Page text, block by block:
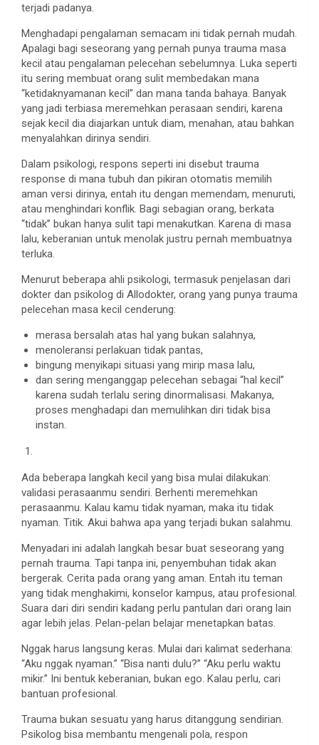
terjadi padanya.
Menghadapi pengalaman semacam ini tidak pernah mudah.
Apalagi bagi seseorang yang pernah punya trauma masa
kecil atau pengalaman pelecehan sebelumnya. Luka seperti
itu sering membuat orang sulit membedakan mana
“ketidaknyamanan kecil” dan mana tanda bahaya. Banyak
yang jadi terbiasa meremehkan perasaan sendiri, karena
sejak kecil dia diajarkan untuk diam, menahan, atau bahkan
menyalahkan dirinya sendiri.
Dalam psikologi, respons seperti ini disebut trauma
response di mana tubuh dan pikiran otomatis memilih
aman versi dirinya, entah itu dengan memendam, menuruti,
atau menghindari konflik. Bagi sebagian orang, berkata
“tidak” bukan hanya sulit tapi menakutkan. Karena di masa
lalu, keberanian untuk menolak justru pernah membuatnya
terluka.
Menurut beberapa ahli psikologi, termasuk penjelasan dari
dokter dan psikolog di Allodokter, orang yang punya trauma
pelecehan masa kecil cenderung:
merasa bersalah atas hal yang bukan salahnya,
menoleransi perlakuan tidak pantas,
bingung menyikapi situasi yang mirip masa lalu,
dan sering menganggap pelecehan sebagai “hal kecil”
karena sudah terlalu sering dinormalisasi. Makanya,
proses menghadapi dan memulihkan diri tidak bisa
instan.
Ada beberapa langkah kecil yang bisa mulai dilakukan:
validasi perasaanmu sendiri. Berhenti meremehkan
perasaanmu. Kalau kamu tidak nyaman, maka itu tidak
nyaman. Titik. Akui bahwa apa yang terjadi bukan salahmu.
Menyadari ini adalah langkah besar buat seseorang yang
pernah trauma. Tapi tanpa ini, penyembuhan tidak akan
bergerak. Cerita pada orang yang aman. Entah itu teman
yang tidak menghakimi, konselor kampus, atau profesional.
Suara dari diri sendiri kadang perlu pantulan dari orang lain
agar lebih jelas. Pelan-pelan belajar menetapkan batas.
Nggak harus langsung keras. Mulai dari kalimat sederhana:
“Aku nggak nyaman.” “Bisa nanti dulu?” “Aku perlu waktu
mikir.” Ini bentuk keberanian, bukan ego. Kalau perlu, cari
bantuan profesional.
Trauma bukan sesuatu yang harus ditanggung sendirian.
Psikolog bisa membantu mengenali pola, respon